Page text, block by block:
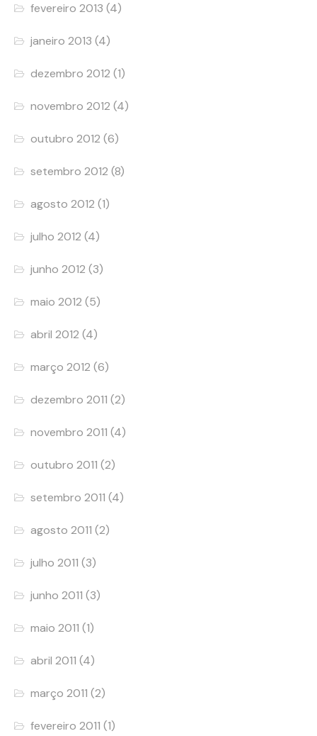
fevereiro 2013 (4)
janeiro 2013 (4)
dezembro 2012 (1)
novembro 2012 (4)
outubro 2012 (6)
setembro 2012 (8)
agosto 2012 (1)
julho 2012 (4)
junho 2012 (3)
maio 2012 (5)
abril 2012 (4)
março 2012 (6)
dezembro 2011 (2)
novembro 2011 (4)
outubro 2011 (2)
setembro 2011 (4)
agosto 2011 (2)
julho 2011 (3)
junho 2011 (3)
maio 2011 (1)
abril 2011 (4)
março 2011 (2)
fevereiro 2011 (1)